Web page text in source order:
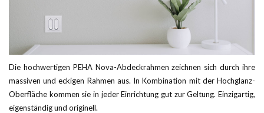
Die hochwertigen PEHA Nova-Abdeckrahmen zeichnen sich durch ihre
massiven und eckigen Rahmen aus. In Kombination mit der Hochglanz-
Oberfläche kommen sie in jeder Einrichtung gut zur Geltung. Einzigartig,
eigenständig und originell.